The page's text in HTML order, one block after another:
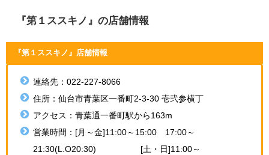
『第１ススキノ』の店舗情報
『第１ススキノ』 店舗情報
連絡先：022-227-8066
住所： 仙台市青葉区一番町2-3-30 壱弐参横丁
アクセス： 青葉通一番町駅から163m
営業時間： [月～金]11:00～15:00 17:00～
21:30(L.O20:30) [土・日]11:00～